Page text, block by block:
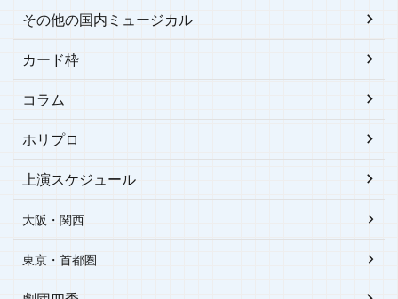
その他の国内ミュージカル
カード枠
コラム
ホリプロ
上演スケジュール
大阪・関西
東京・首都圏